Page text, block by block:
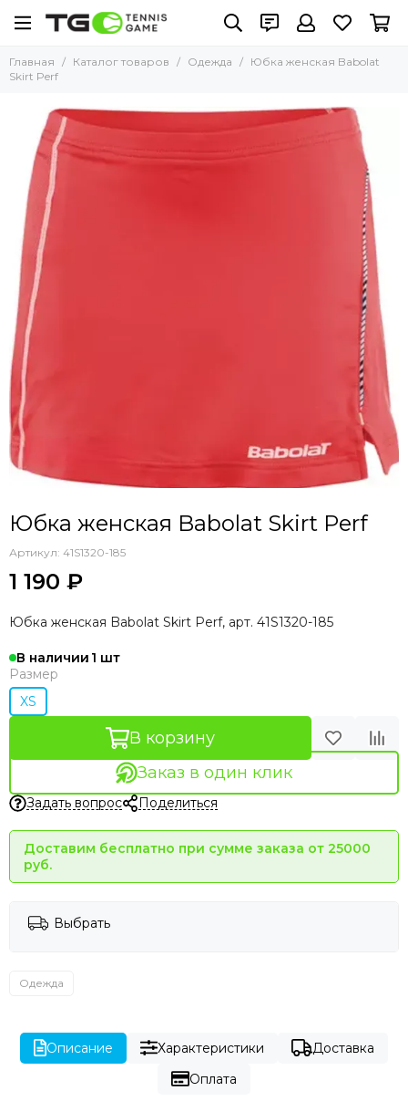
Главная Каталог товаров Одежда
Юбка женская Babolat
Skirt Perf
Юбка женская Babolat Skirt Perf
Артикул: 41S1320-185
1 190 ₽
Юбка женская Babolat Skirt Perf, арт. 41S1320-185
В наличии 1
Размер
XS
В корзину
Заказ в один клик
Задать вопрос Поделиться
Доставим бесплатно при сумме заказа от 25000
руб.
Выбрать
Одежда
Описание Характеристики
Доставка
Оплата